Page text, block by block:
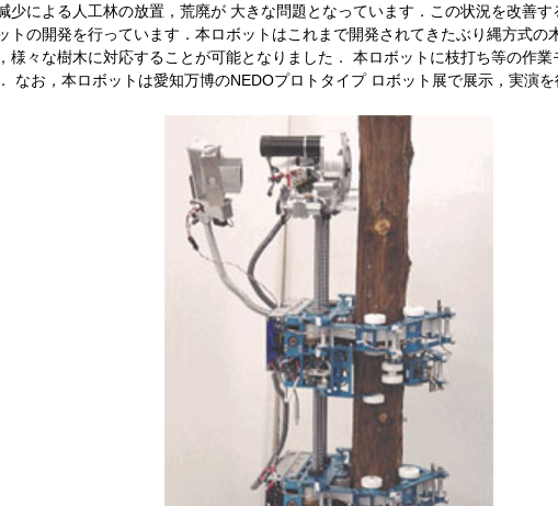
による人工林の放置，荒廃が 大きな問題となっています．この状況を改善
トの開発を行っています．本ロボットはこれまで開発されてきたぶり縄方式の
様々な樹木に対応することが可能となりました． 本ロボットに枝打ち等の作
なお，本ロボットは愛知万博のNEDOプロトタイプ ロボット展で展示，実演を